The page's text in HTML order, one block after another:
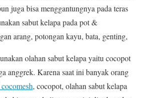
juga bisa menggantungnya pada teras
sabut kelapa pada pot &
arang, potongan kayu, bata, genting,
olahan sabut kelapa yaitu cocopot
anggrek. Karena saat ini banyak orang
, cocopot, olahan sabut kelapa